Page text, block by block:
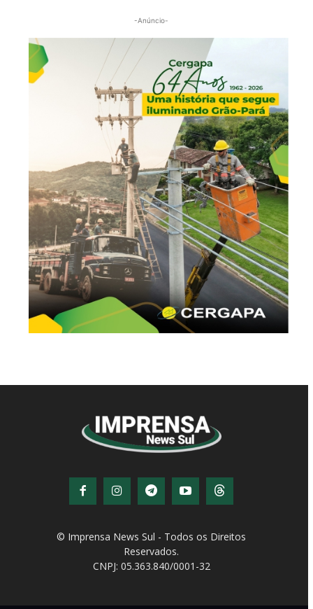
-Anúncio-
© Imprensa News Sul - Todos os Direitos
CNPJ: 05.363.840/0001-32